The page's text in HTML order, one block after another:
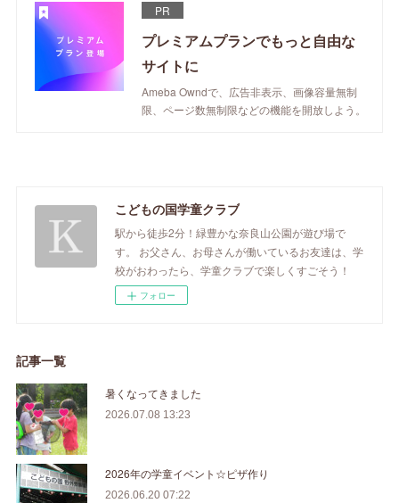
PR
プレミアムプランでもっと自由な
サイトに
Ameba Owndで、広告非表示、画像容量無制
限、ページ数無制限などの機能を開放しよう。
こどもの国学童クラブ
駅から徒歩2分！緑豊かな奈良山公園が遊び場で
す。 お父さん、お母さんが働いているお友達は、学
校がおわったら、学童クラブで楽しくすごそう！
フォロー
記事一覧
暑くなってきました
2026.07.08 13:23
2026年の学童イベント☆ピザ作り
2026.06.20 07:22